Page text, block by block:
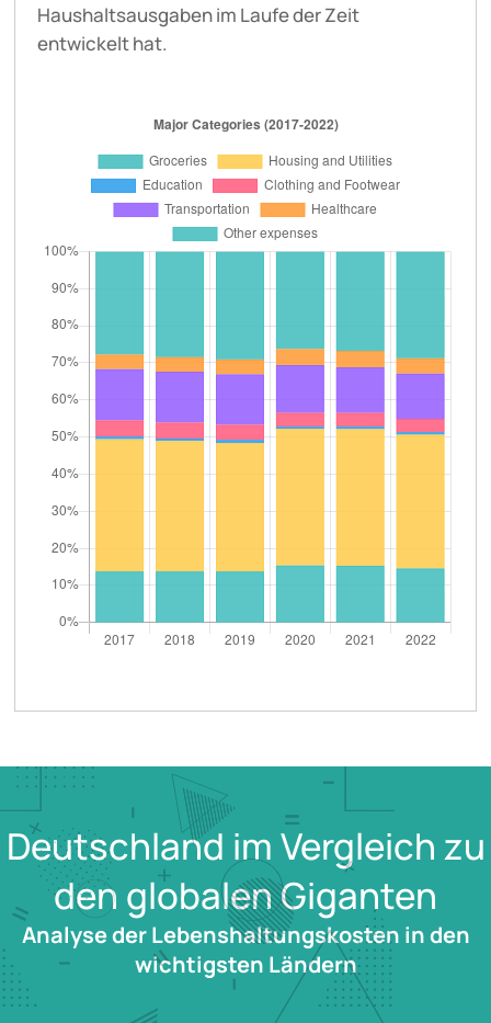
Haushaltsausgaben im Laufe der Zeit
entwickelt hat.
Deutschland im Vergleich zu
den globalen Giganten
Analyse der Lebenshaltungskosten in den
wichtigsten Ländern